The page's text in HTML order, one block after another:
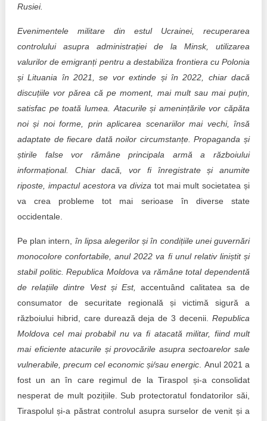
Rusiei.
Evenimentele militare din estul Ucrainei, recuperarea
controlului asupra administrației de la Minsk, utilizarea
valurilor de emigranți pentru a destabiliza frontiera cu Polonia
și Lituania în 2021, se vor extinde și în 2022, chiar dacă
discuțiile vor părea că pe moment, mai mult sau mai puțin,
satisfac pe toată lumea.
Atacurile și amenințările vor căpăta
noi și noi forme, prin aplicarea scenariilor mai vechi, însă
adaptate de fiecare dată noilor circumstanțe. Propaganda și
știrile false vor rămâne principala armă a războiului
informațional. Chiar dacă, vor fi înregistrate și anumite
riposte, impactul acestora va diviza tot mai mult societatea și
va crea probleme tot mai serioase în diverse state
occidentale.
Pe plan intern, în lipsa alegerilor și în condițiile unei guvernări
monocolore confortabile, anul 2022 va fi unul relativ liniștit și
stabil politic. Republica Moldova va rămâne total dependentă
de relațiile dintre Vest și Est,
accentuând calitatea sa de
consumator de securitate regională și victimă sigură a
războiului hibrid, care durează deja de 3 decenii.Republica
Moldova cel mai probabil nu va fi atacată militar, fiind mult
mai eficiente atacurile și provocările asupra sectoarelor sale
vulnerabile, precum cel economic și/sau energic . Anul 2021 a
fost un an în care regimul de la Tiraspol și-a consolidat
nesperat de mult pozițiile. Sub protectoratul fondatorilor săi,
Tiraspolul și-a păstrat controlul asupra surselor de venit și a